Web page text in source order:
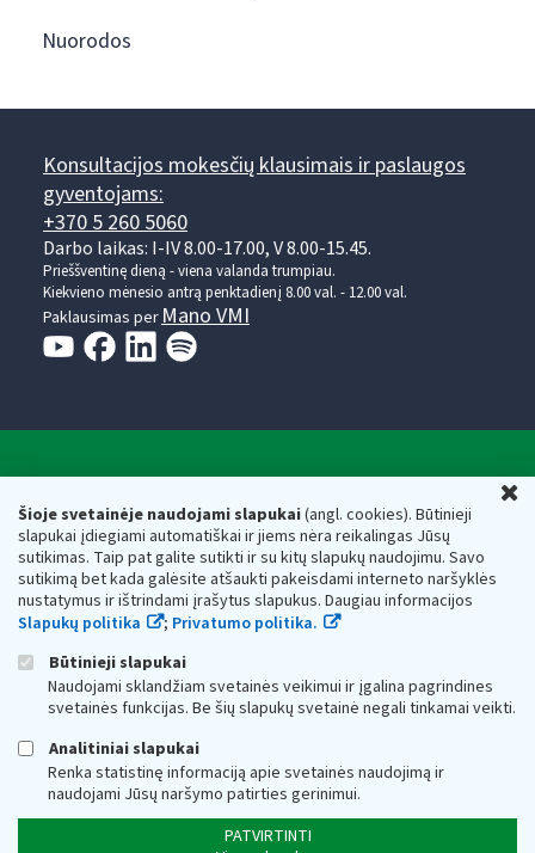
Šioje svetainėje naudojami slapukai(angl. cookies). Būtinieji
slapukai įdiegiami automatiškai ir jiems nėra reikalingas Jūsų
sutikimas. Taip pat galite sutikti ir su kitų slapukų naudojimu. Savo
sutikimą bet kada galėsite atšaukti pakeisdami interneto naršyklės
nustatymus ir ištrindami įrašytus slapukus. Daugiau informacijos
Slapukų politika
; Privatumo politika.
Būtinieji slapukai
Naudojami sklandžiam svetainės veikimui ir įgalina pagrindines
svetainės funkcijas. Be šių slapukų svetainė negali tinkamai veikti.
Analitiniai slapukai
Renka statistinę informaciją apie svetainės naudojimą ir
naudojami Jūsų naršymo patirties gerinimui.
PATVIRTINTI
Nuorodos
Konsultacijos mokesčių klausimais ir paslaugos
gyventojams:
+370 5 260 5060
Darbo laikas: I-IV 8.00-17.00, V 8.00-15.45.
Prieššventinę dieną - viena valanda trumpiau.
Kiekvieno mėnesio antrą penktadienį 8.00 val. - 12.00 val.
Paklausimas per Mano VMI
Respublikos finansų ministerijos
Biudžetinė įstaiga. Juridinio asmens kodas — 188659752,
adresas: Vasario 16-osios g. 14, 01107 Vilnius, Lietuva, el.paštas:
vmi@vmi.lt, E. pristatymo dėžutės adresas 188659752
Duomenys apie Valstybinę mokesčių inspekciją prie Lietuvos
Respublikos finansų ministerijos kaupiami ir saugomi Juridinių